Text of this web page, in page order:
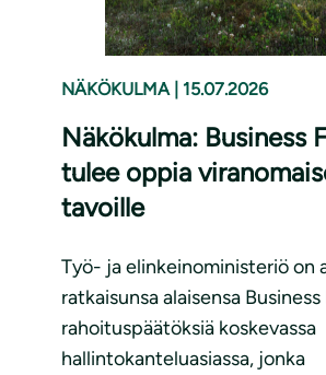
NÄKÖKULMA 15.07.2026
Näkökulma: Business
tulee oppia
tavoille
Työ- ja elinkeinoministeriö on
ratkaisunsa alaisensa
rahoituspäätöksiä koskevassa
hallintokanteluasiassa, jonka